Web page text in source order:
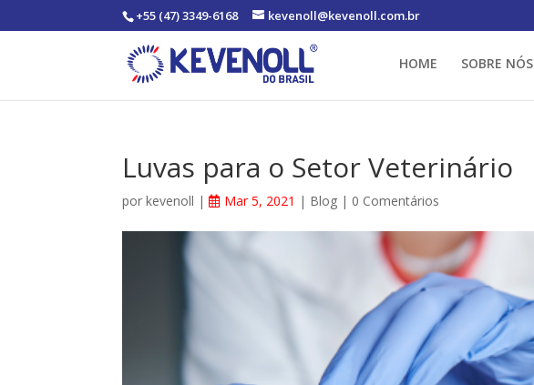
+55 (47) 3349-6168 kevenoll@kevenoll.com.br
HOME SOBRE NÓS
Luvas para o Setor Veterinário
porkevenoll | Mar 5, 2021 | Blog | 0 Comentários